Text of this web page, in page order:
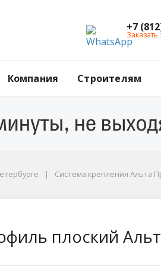
+7
Заказать
Компания Строителям
Система крепления Альта
плоский